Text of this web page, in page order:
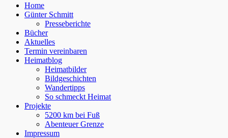
Home
Günter Schmitt
Presseberichte
Bücher
Aktuelles
Termin vereinbaren
Heimatblog
Heimatbilder
Bildgeschichten
Wandertipps
So schmeckt Heimat
Projekte
5200 km bei Fuß
Abenteuer Grenze
Impressum